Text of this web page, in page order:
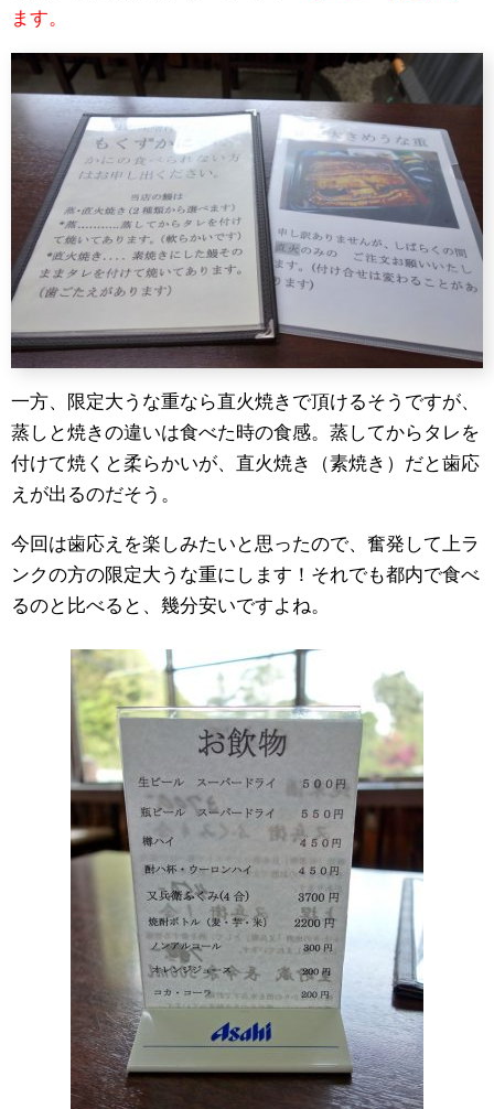
ます。
一方、限定大うな重なら直火焼きで頂けるそうですが、
蒸しと焼きの違いは食べた時の食感。蒸してからタレを
付けて焼くと柔らかいが、直火焼き（素焼き）だと歯応
えが出るのだそう。
今回は歯応えを楽しみたいと思ったので、奮発して上ラ
ンクの方の限定大うな重にします！それでも都内で食べ
るのと比べると、幾分安いですよね。